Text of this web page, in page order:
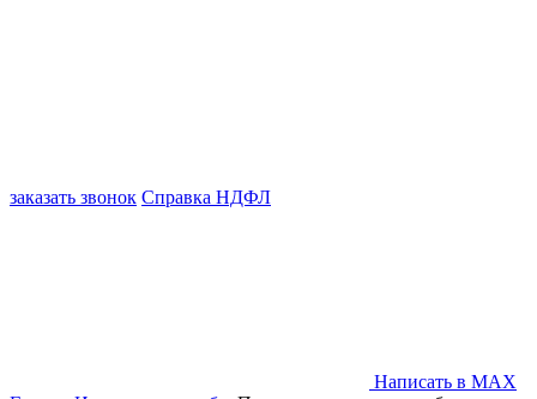
заказать звонок Справка НДФЛ
Написать в MAX